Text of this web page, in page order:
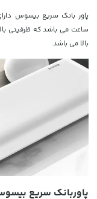
پاور بانک
ساعت می باشد که ظرفیتی
بالا می باشد.
پاوربانک سریع